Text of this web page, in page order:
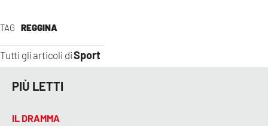
App
TAG REGGINA
Tutti gli articoli diSport
PIÙ LETTI
IL DRAMMA